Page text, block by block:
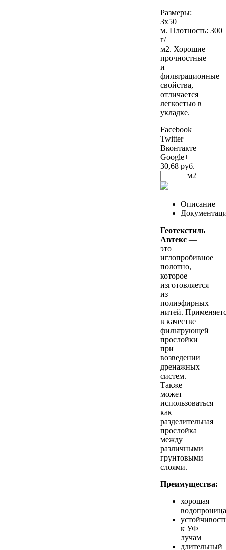
Размеры:
3х50
м. Плотность: 300
г/
м2. Хорошие
прочностные
и
фильтрационные
свойства,
отличается
легкостью в
укладке.
Facebook
Twitter
Вконтакте
Google+
30,68 руб.
м2
Описание
Геотекстиль
Автекс —
это
иглопробивное
полотно,
которое
изготовляется
из
полиэфирных
нитей.
в качестве
фильтрующей
прослойки
при
возведении
дренажных
систем.
Также
может
использоваться
как
разделительная
прослойка
между
различными
грунтовыми
слоями.
Преимущества:
хорошая
к УФ
лучам
длительный